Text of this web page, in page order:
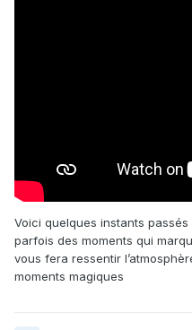
Voici quelques instants
parfois des moments qui
vous fera ressentir
moments magiques